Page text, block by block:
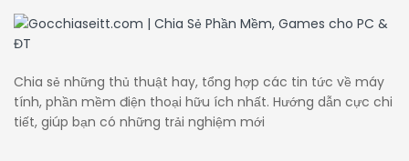
Chia sẻ những thủ thuật hay, tổng hợp các tin tức về máy
tính, phần mềm điện thoại hữu ích nhất. Hướng dẫn cực chi
tiết, giúp bạn có những trải nghiệm mới